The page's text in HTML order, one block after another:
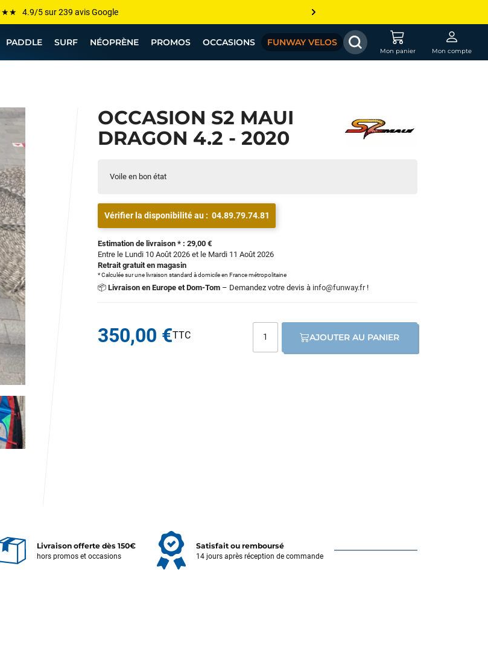
grandes marques sont chez Funway
-75% de remise sur le windsurf, wingfoil, etc...
prix garanti — Moins cher ailleurs ? On s’aligne !
PADDLE SURF NÉOPRÈNE PROMOS OCCASIONS FUNWAY VELOS
Mon panier Mon compte
OCCASION S2 MAUI
DRAGON 4.2 - 2020
Voile en bon état
Vérifier la disponibilité au : 04.89.79.74.81
Estimation de livraison * : 29,00 €
Entre le Lundi 10 Août 2026 et le Mardi 11 Août 2026
Retrait gratuit en magasin
* Calculée sur une livraison standard à domicile en France métropolitaine
📦 Livraison en Europe et Dom-Tom – Demandez votre devis à info@funway.fr!
350,00 € AJOUTER AU PANIER
Livraison offerte dès 150€
hors promos et occasions
Satisfait ou remboursé
14 jours après réception de commande